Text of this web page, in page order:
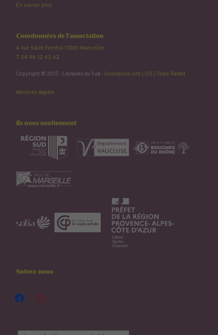
En savoir plus
Coordonnées de l'association
4 rue Saint Ferréol 13001 Marseille
T. 04 96 12 43 42
Copyright © 2017 - Libraires du Sud - Conception site LIGE / Fewzi Raffed
Mentions légales
Ils nous soutiennent
Suivez-nous
facebookinstagram